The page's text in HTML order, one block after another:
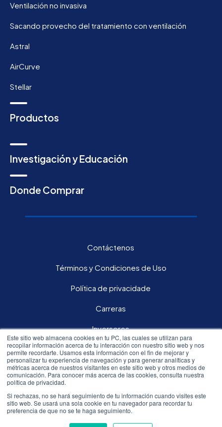
Este sitio web almacena cookies en tu PC, las cuales se utilizan para
recopilar información acerca de tu interacción con nuestro sitio web y nos
permite recordarte. Usamos esta información con el fin de mejorar y
personalizar tu experiencia de navegación y para generar analíticas y
métricas acerca de nuestros visitantes en este sitio web y otros medios de
comunicación. Para conocer más acerca de las cookies, consulta nuestra
política de privacidad.
Si rechazas, no se hará seguimiento de tu información cuando visites este
sitio web. Se usará una sola cookie en tu navegador para recordar tu
preferencia de que no se te haga seguimiento.
Ventilación no invasiva
Sacando provecho del tratamiento con ventilación
Astral
AirCurve
Stellar
Productos
Investigación y Educación
Donde Comprar
Contáctenos
Términos y Condiciones de Uso
Política de privacidade
Carreras
Inversores
Síguenos en nuestras redes sociales:
All rights reserved.© 2020 Resmed